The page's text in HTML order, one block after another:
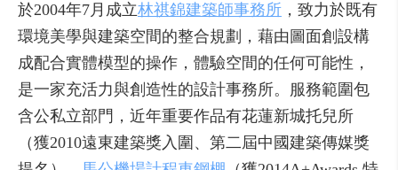
於2004年7月成立林祺錦建築師事務所 ，致力於既有
環境美學與建築空間的整合規劃，藉由圖面創設構
成配合實體模型的操作，體驗空間的任何可能性，
是一家充活力與創造性的設計事務所。服務範圍包
含公私立部門，近年重要作品有花蓮新城托兒所
（獲2010遠東建築獎入圍、第二屆中國建築傳媒獎